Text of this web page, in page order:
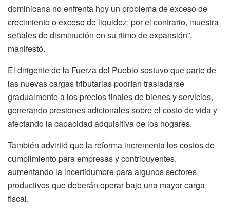
dominicana no enfrenta hoy un problema de exceso de
crecimiento o exceso de liquidez; por el contrario, muestra
señales de disminución en su ritmo de expansión”,
manifestó.
El dirigente de la Fuerza del Pueblo sostuvo que parte de
las nuevas cargas tributarias podrían trasladarse
gradualmente a los precios finales de bienes y servicios,
generando presiones adicionales sobre el costo de vida y
afectando la capacidad adquisitiva de los hogares.
También advirtió que la reforma incrementa los costos de
cumplimiento para empresas y contribuyentes,
aumentando la incertidumbre para algunos sectores
productivos que deberán operar bajo una mayor carga
fiscal.